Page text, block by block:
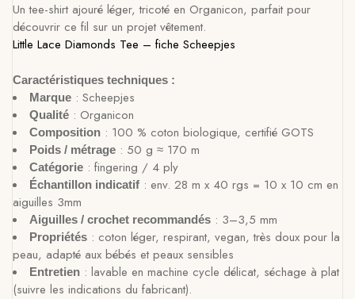
Un tee-shirt ajouré léger, tricoté en Organicon, parfait pour
découvrir ce fil sur un projet vêtement.
Little Lace Diamonds Tee – fiche Scheepjes
Caractéristiques techniques :
Marque : Scheepjes
Qualité : Organicon
Composition : 100 % coton biologique, certifié GOTS
Poids / métrage : 50 g ≈ 170 m
Catégorie : fingering / 4 ply
Échantillon indicatif : env. 28 m x 40 rgs = 10 x 10 cm en
aiguilles 3mm
Aiguilles / crochet recommandés : 3–3,5 mm
Propriétés : coton léger, respirant, vegan, très doux pour la
peau, adapté aux bébés et peaux sensibles
Entretien : lavable en machine cycle délicat, séchage à plat
(suivre les indications du fabricant).